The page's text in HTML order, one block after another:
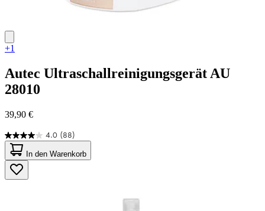
+1
Autec Ultraschallreinigungsgerät AU
28010
39,90 €
4.0 (88)
4.0
von
5
Sternen.
88
In den Warenkorb